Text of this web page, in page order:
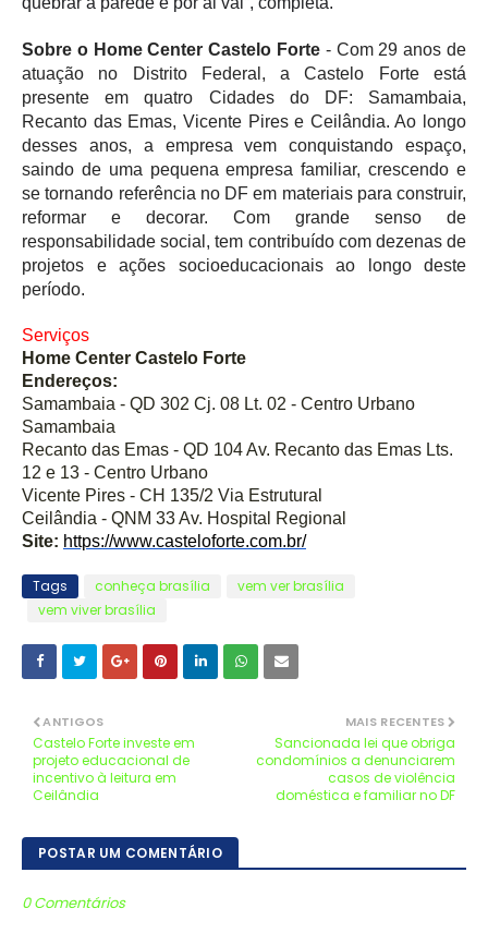
Sobre o Home Center Castelo Forte - Com 29 anos de
atuação no Distrito Federal, a Castelo Forte está
presente em quatro Cidades do DF: Samambaia,
Recanto das Emas, Vicente Pires e Ceilândia. Ao longo
desses anos, a empresa vem conquistando espaço,
saindo de uma pequena empresa familiar, crescendo e
se tornando referência no DF em materiais para construir,
reformar e decorar. Com grande senso de
responsabilidade social, tem contribuído com dezenas de
projetos e ações socioeducacionais ao longo deste
período.
Serviços
Home Center Castelo Forte
Endereços:
Samambaia - QD 302 Cj. 08 Lt. 02 - Centro Urbano
Samambaia
Recanto das Emas - QD 104 Av. Recanto das Emas Lts.
12 e 13 - Centro Urbano
Vicente Pires - CH 135/2 Via Estrutural
Ceilândia - QNM 33 Av. Hospital Regional
Site: https://www.casteloforte.com.br/
Tags conheça brasília
vem ver brasília
vem viver brasília
MAIS RECENTES
Sancionada lei que obriga
condomínios a denunciarem
casos de violência
doméstica e familiar no DF
ANTIGOS
Castelo Forte investe em
projeto educacional de
incentivo à leitura em
Ceilândia
POSTAR UM COMENTÁRIO
0 Comentários